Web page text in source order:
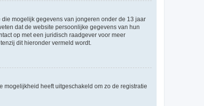
die mogelijk gegevens van jongeren onder de 13 jaar
dat de website persoonlijke gegevens van hun
op met een juridisch raadgever voor meer
dit hieronder vermeld wordt.
mogelijkheid heeft uitgeschakeld om zo de registratie